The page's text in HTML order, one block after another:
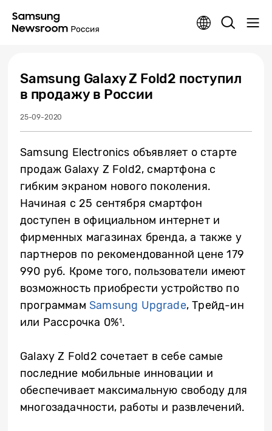
Samsung Galaxy Z Fold2 поступил
в продажу в России
25-09-2020
Samsung Electronics объявляет о старте
продаж Galaxy Z Fold2, смартфона с
гибким экраном нового поколения.
Начиная с 25 сентября смартфон
доступен в официальном интернет и
фирменных магазинах бренда, а также у
партнеров по рекомендованной цене 179
990 руб. Кроме того, пользователи имеют
возможность приобрести устройство по
программам Samsung Upgrade, Трейд-ин
или Рассрочка 0%1.
Galaxy Z Fold2 сочетает в себе самые
последние мобильные инновации и
обеспечивает максимальную свободу для
многозадачности, работы и развлечений.